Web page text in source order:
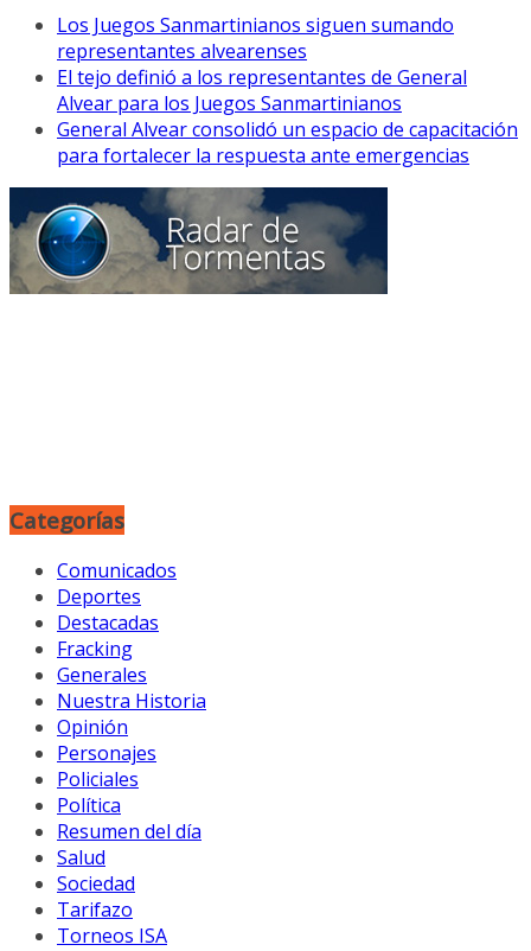
Los Juegos Sanmartinianos siguen sumando
representantes alvearenses
El tejo definió a los representantes de General
Alvear para los Juegos Sanmartinianos
General Alvear consolidó un espacio de capacitación
para fortalecer la respuesta ante emergencias
Categorías
Comunicados
Deportes
Destacadas
Fracking
Generales
Nuestra Historia
Opinión
Personajes
Policiales
Política
Resumen del día
Salud
Sociedad
Tarifazo
Torneos ISA